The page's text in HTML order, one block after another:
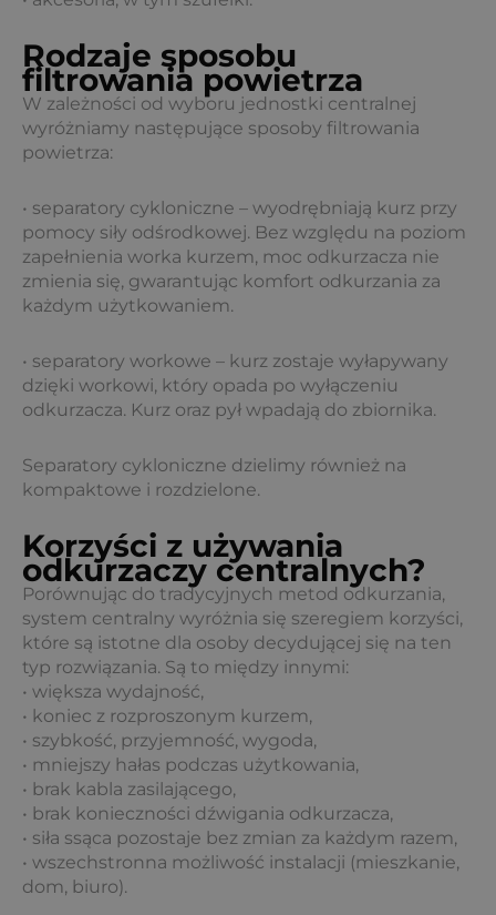
Rodzaje sposobu
filtrowania powietrza
W zależności od wyboru jednostki centralnej
wyróżniamy następujące sposoby filtrowania
powietrza:
• separatory cykloniczne – wyodrębniają kurz przy
pomocy siły odśrodkowej. Bez względu na poziom
zapełnienia worka kurzem, moc odkurzacza nie
zmienia się, gwarantując komfort odkurzania za
każdym użytkowaniem.
• separatory workowe – kurz zostaje wyłapywany
dzięki workowi, który opada po wyłączeniu
odkurzacza. Kurz oraz pył wpadają do zbiornika.
Separatory cykloniczne dzielimy również na
kompaktowe i rozdzielone.
Korzyści z używania
odkurzaczy centralnych?
Porównując do tradycyjnych metod odkurzania,
system centralny wyróżnia się szeregiem korzyści,
które są istotne dla osoby decydującej się na ten
typ rozwiązania. Są to między innymi:
• większa wydajność,
• koniec z rozproszonym kurzem,
• szybkość, przyjemność, wygoda,
• mniejszy hałas podczas użytkowania,
• brak kabla zasilającego,
• brak konieczności dźwigania odkurzacza,
• siła ssąca pozostaje bez zmian za każdym razem,
• wszechstronna możliwość instalacji (mieszkanie,
dom, biuro).